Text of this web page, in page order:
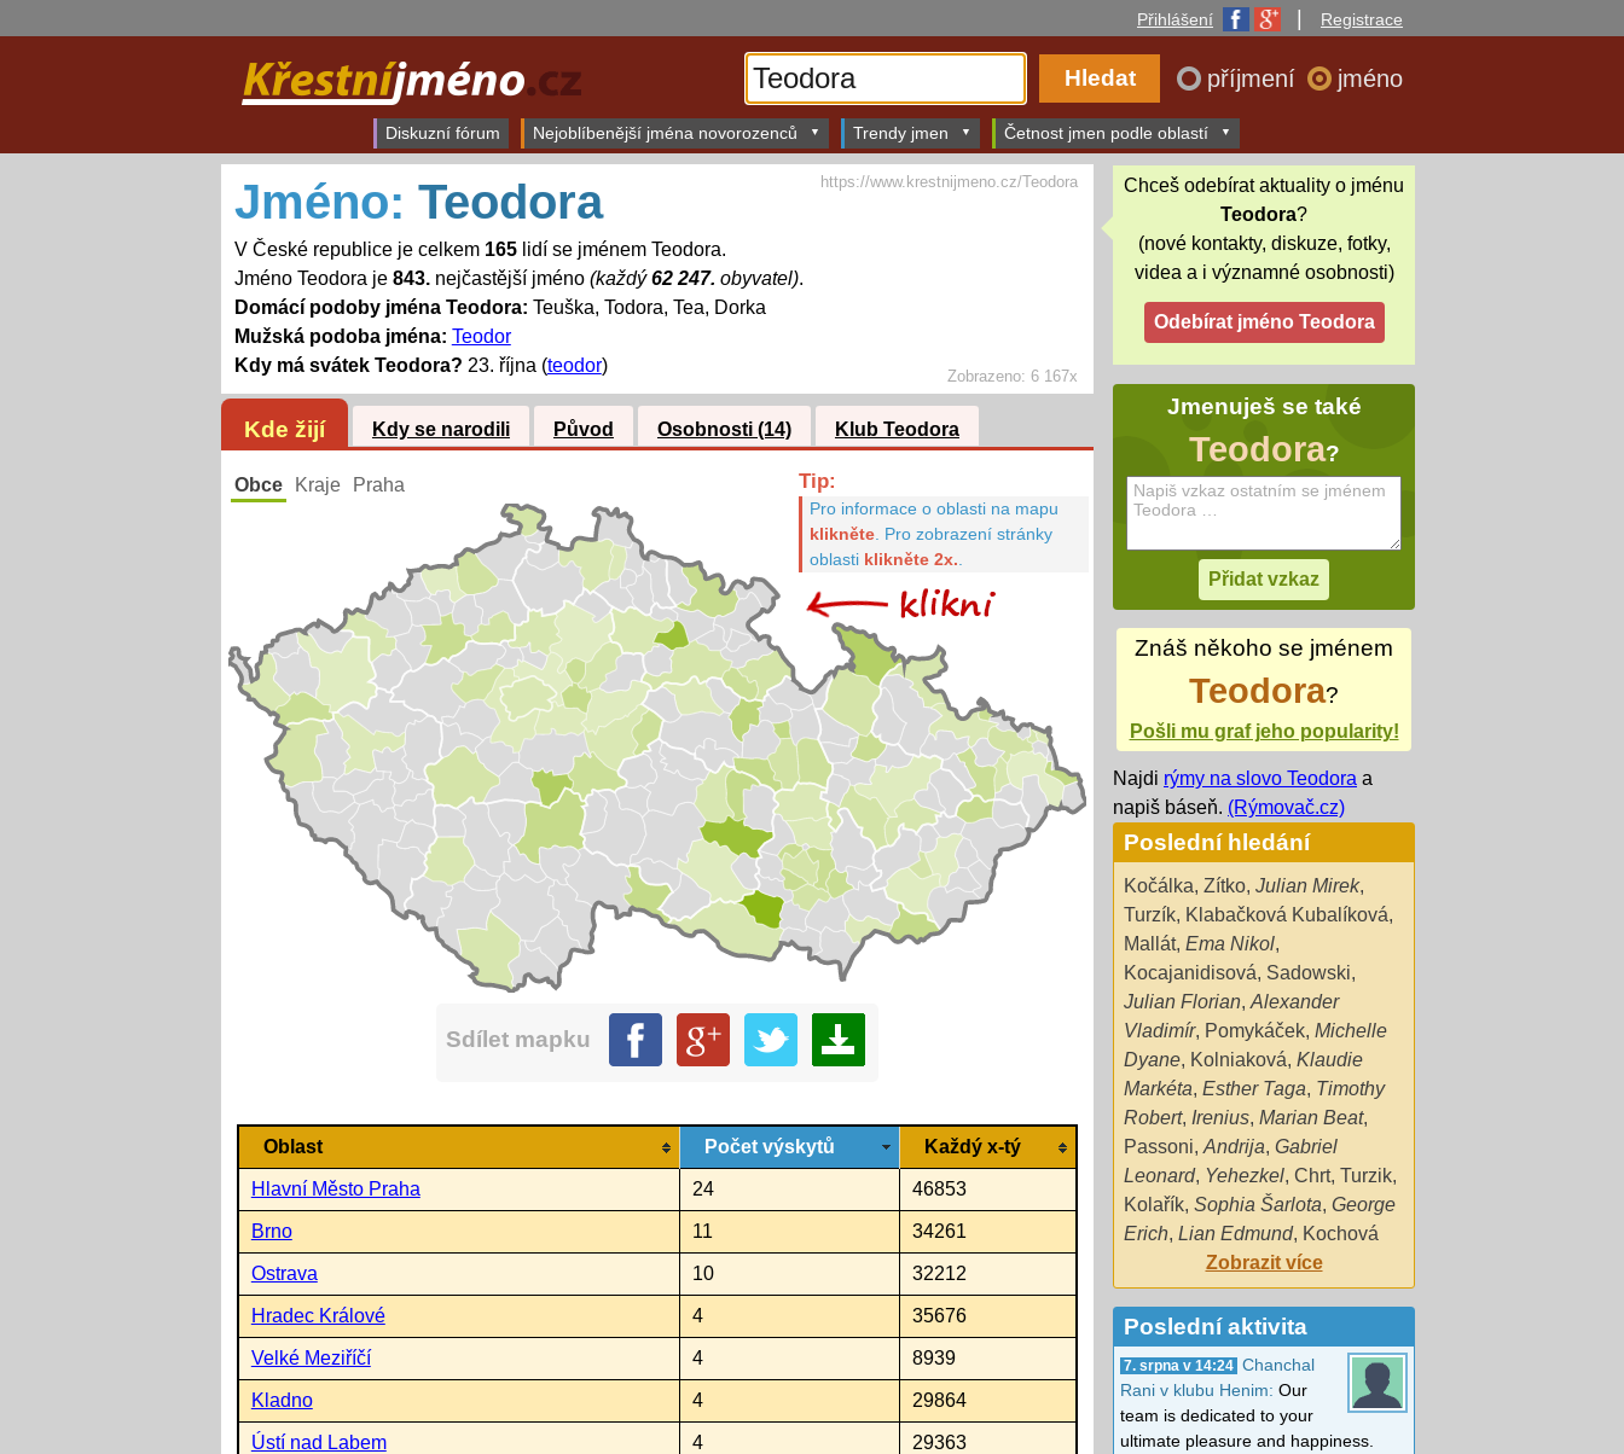
Přihlášení Registrace
příjmení jméno
Diskuzní fórum Nejoblíbenější jména novorozenců Trendy jmen Četnost jmen podle oblastí
Zobrazeno: 6 167x
Jméno: Teodora
V České republice je celkem 165lidí se jménem Teodora.
Jméno Teodora je 843.nejčastější jméno (každý62 247. obyvatel).
Domácí podoby jména Teodora: Teuška, Todora, Tea, Dorka
Mužská podoba jména: Teodor
Kdy má svátek Teodora? 23. října (teodor)
https://www.krestnijmeno.cz/Teodora
Kde žijí Kdy se narodili Původ Osobnosti (14) Klub Teodora
Obce Kraje Praha Tip:
Pro informace o oblasti na mapu
klikněte. Pro zobrazení stránky
oblasti klikněte 2x.
Sdílet mapku
Oblast Počet výskytů Každý x-tý
Hlavní Město Praha 24 46853
Brno 11 34261
Ostrava 10 32212
Hradec Králové 4 35676
Velké Meziříčí 4 8939
Kladno 4 29864
Ústí nad Labem 4 29363
Chceš odebírat aktuality o jménu
Teodora?
(nové kontakty, diskuze, fotky,
videa a i významné osobnosti)
Jmenuješ se také
Teodora?
Znáš někoho se jménem
Teodora?
Pošli mu graf jeho popularity!
Najdi rýmy na slovo Teodora a
napiš báseň. (Rýmovač.cz)
Poslední hledání
Kočálka, Zítko, Julian Mirek,
Turzík, Klabačková Kubalíková,
Mallát, Ema Nikol,
Kocajanidisová, Sadowski,
Julian Florian, Alexander
Vladimír, Pomykáček, Michelle
Dyane, Kolniaková, Klaudie
Markéta, Esther Taga, Timothy
Robert, Irenius, Marian Beat,
Passoni, Andrija, Gabriel
Leonard, Yehezkel, Chrt, Turzik,
Kolařík, Sophia Šarlota, George
Erich, Lian Edmund, Kochová
Zobrazit více
Poslední aktivita
7. srpna v 14:24 Chanchal
Rani v klubu Henim: Our
team is dedicated to your
ultimate pleasure and happiness.